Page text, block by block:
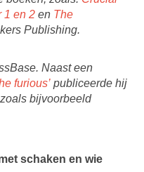
1 en 2 en The
Publishing.
Naast een
furious’ publiceerde hij
bijvoorbeeld
schaken en wie